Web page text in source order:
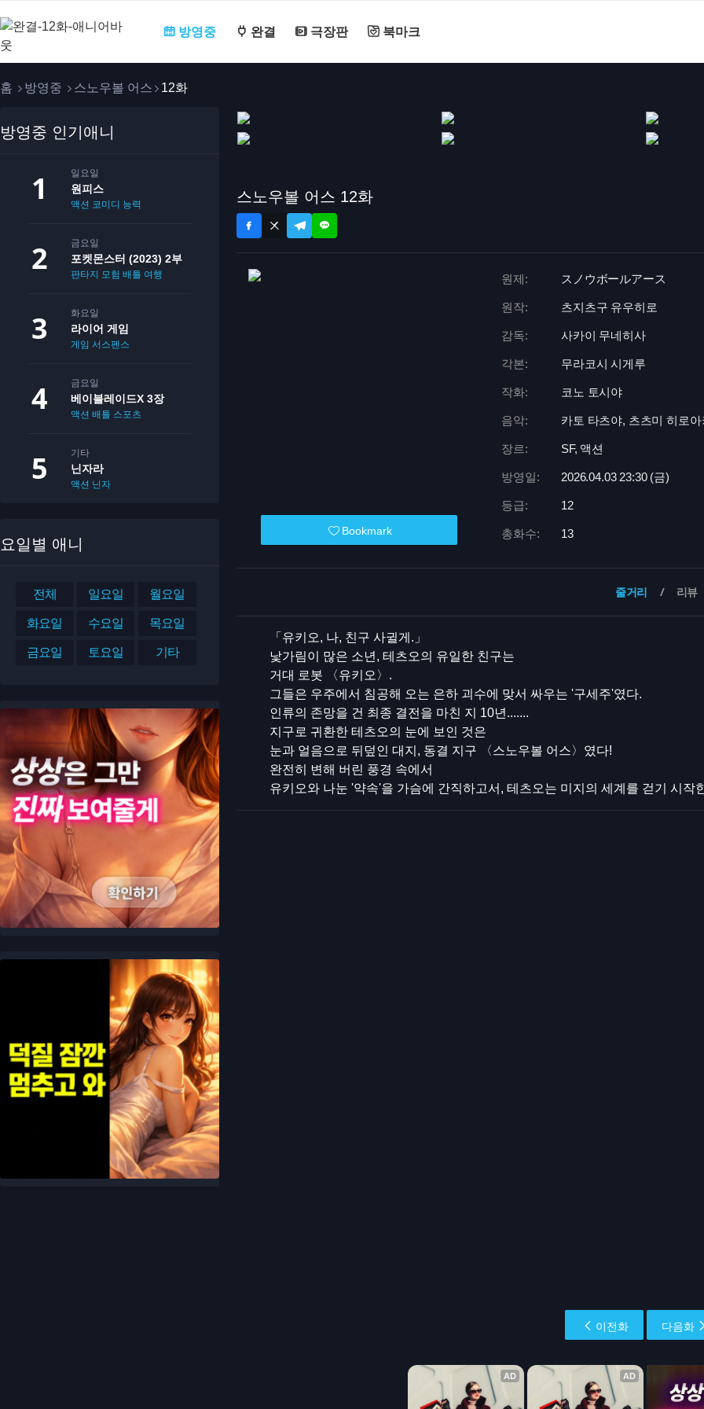
방영중 완결 극장판 북마크
홈 방영중 스노우볼 어스 12화
방영중 인기애니
일요일
원피스
액션 코미디 능력
금요일
포켓몬스터 (2023) 2부
판타지 모험 배틀 여행
화요일
라이어 게임
게임 서스펜스
금요일
베이블레이드X 3장
액션 배틀 스포츠
기타
닌자라
액션 닌자
요일별 애니
전체 일요일 월요일
화요일 수요일 목요일
금요일 토요일 기타
스노우볼 어스 12화
Bookmark
원제: スノウボールアース
원작: 츠지츠구 유우히로
감독: 사카이 무네히사
각본: 무라코시 시게루
작화: 코노 토시야
음악: 카토 타츠야, 츠츠미 히로
장르: SF, 액션
방영일: 2026.04.03 23:30 (금)
등급: 12
총화수: 13
줄거리 리뷰
「유키오, 나, 친구 사귈게.」
낯가림이 많은 소년, 테츠오의 유일한 친구는
거대 로봇 〈유키오〉.
그들은 우주에서 침공해 오는 은하 괴수에 맞서 싸우는 '구세주'였다.
인류의 존망을 건 최종 결전을 마친 지 10년.......
지구로 귀환한 테츠오의 눈에 보인 것은
눈과 얼음으로 뒤덮인 대지, 동결 지구 〈스노우볼 어스〉였다!
완전히 변해 버린 풍경 속에서
유키오와 나눈 '약속'을 가슴에 간직하고서, 테츠오는 미지의 세계를 걷기 시작
이전화 다음화